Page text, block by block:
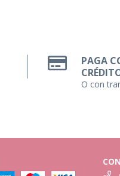
PAGA
O con